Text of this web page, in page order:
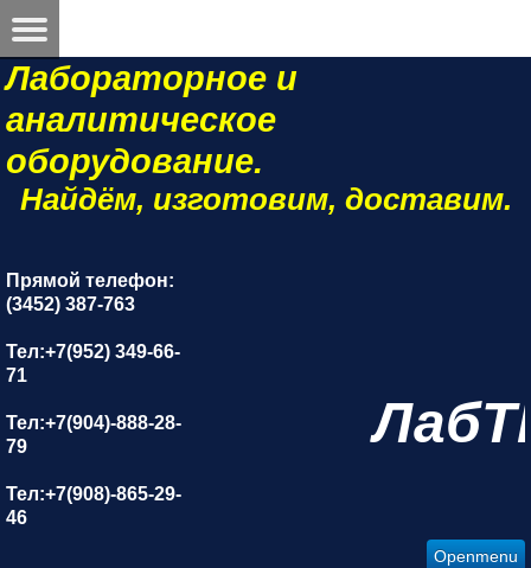
Лабораторное и
аналитическое
оборудование.
Найдём, изготовим, доставим.
Прямой телефон:
(3452) 387-763
Тел:+7(952) 349-66-
71
Тел:+7(904)-888-28-
79
Тел:+7(908)-865-29-
46
Openmenu